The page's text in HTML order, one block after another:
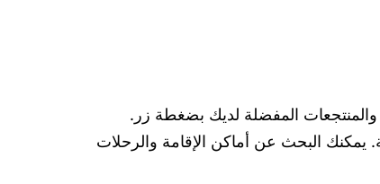
المفضلة لديك بضغطة زر.
يمكنك البحث عن أماكن الإقامة والرحلات